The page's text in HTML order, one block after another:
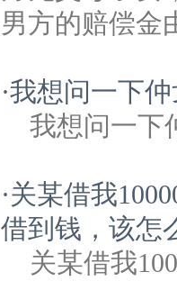
男方的赔偿金
·我想问一下
我想问一下
·关某借我
借到钱，该怎
关某借我